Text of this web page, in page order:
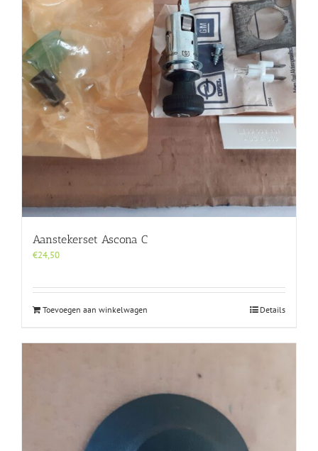
Aanstekerset Ascona C
€24,50
Toevoegen aan winkelwagen Details